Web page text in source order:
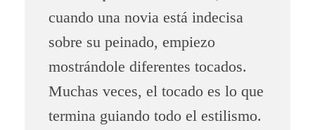
cuando una novia está indecisa
sobre su peinado, empiezo
mostrándole diferentes tocados.
Muchas veces, el tocado es lo que
termina guiando todo el estilismo.